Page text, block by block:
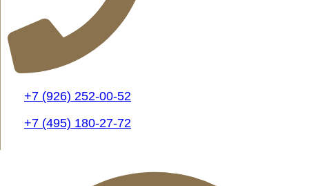
+7 (926) 252-00-52
+7 (495) 180-27-72